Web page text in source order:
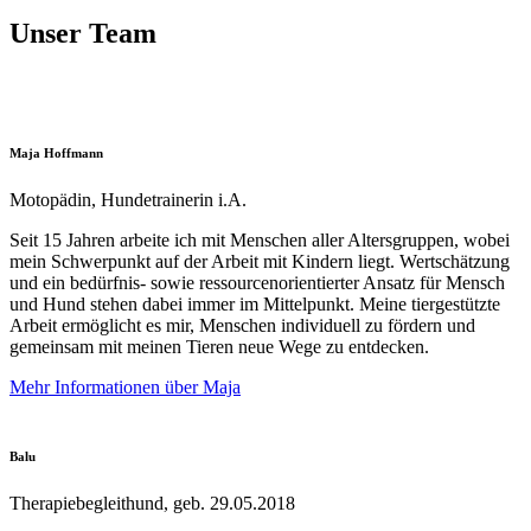
Unser Team
Maja Hoffmann
Motopädin, Hundetrainerin i.A.
Seit 15 Jahren arbeite ich mit Menschen aller Altersgruppen, wobei
mein Schwerpunkt auf der Arbeit mit Kindern liegt. Wertschätzung
und ein bedürfnis- sowie ressourcenorientierter Ansatz für Mensch
und Hund stehen dabei immer im Mittelpunkt. Meine tiergestützte
Arbeit ermöglicht es mir, Menschen individuell zu fördern und
gemeinsam mit meinen Tieren neue Wege zu entdecken.
Mehr Informationen über Maja
Balu
Therapiebegleithund, geb. 29.05.2018